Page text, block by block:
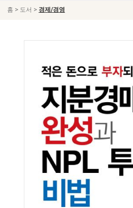
홈 > 도서 > 경제/경영